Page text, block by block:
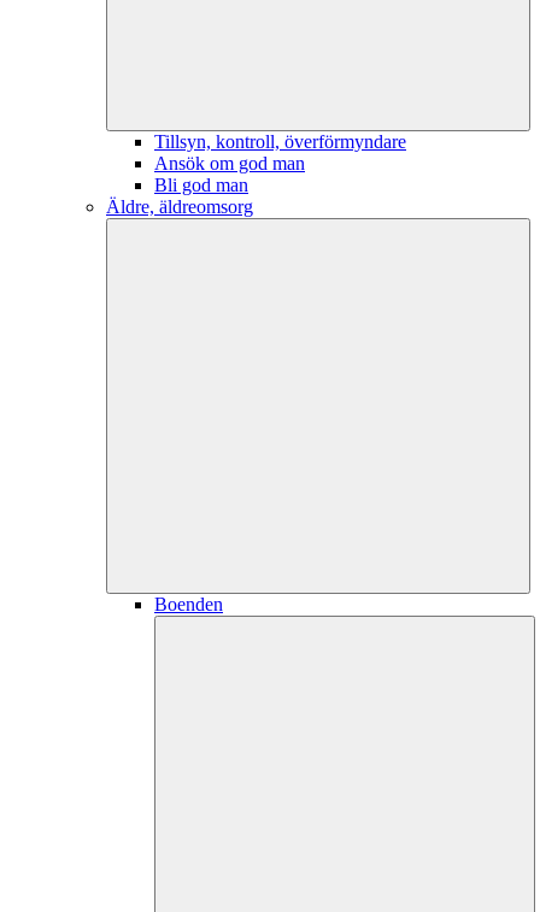
Tillsyn, kontroll, överförmyndare
Ansök om god man
Bli god man
Äldre, äldreomsorg
Boenden